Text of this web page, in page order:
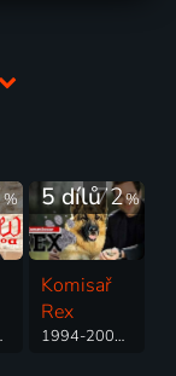
%
Thriller
72%
5 dílů
Komisař
Rex
1994-2004 | Rakousko, Německo | Akční, Drama, Krimi, Mysteriózní